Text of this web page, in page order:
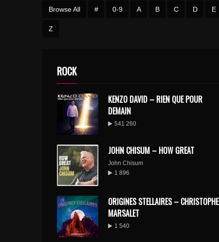
Browse All # 0-9 A B C D E
Z
ROCK
KENZO DAVID – RIEN QUE POUR
DEMAIN
541 260
JOHN CHISUM – HOW GREAT
John Chisum
1 896
ORIGINES STELLAIRES – CHRISTOPHE
MARSALET
1 540